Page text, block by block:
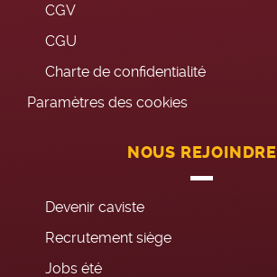
CGV
CGU
Charte de confidentialité
Paramètres des cookies
NOUS REJOINDRE
Devenir caviste
Recrutement siège
Jobs été